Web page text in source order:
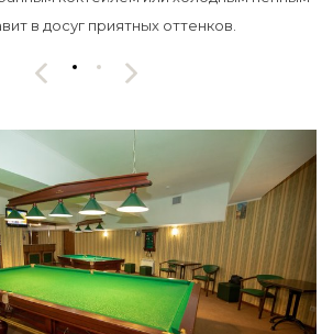
в досуг приятных оттенков.